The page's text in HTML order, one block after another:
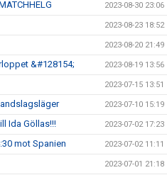
2023-08-30 23:06
2023-08-23 18:52
2023-08-20 21:49
&#128154; 2023-08-19 13:56
2023-07-15 13:51
2023-07-10 15:19
Ida Göllas!!! 2023-07-02 17:23
mot Spanien 2023-07-02 11:11
2023-07-01 21:18